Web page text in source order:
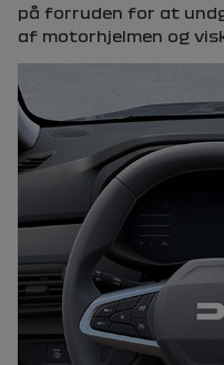
på forruden for at
af motorhjelmen og